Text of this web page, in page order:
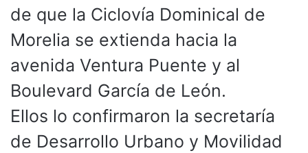
de que la Ciclovía Dominical de
Morelia se extienda hacia la
avenida Ventura Puente y al
Boulevard García de León.
Ellos lo confirmaron la secretaría
de Desarrollo Urbano y Movilidad